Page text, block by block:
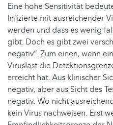
Eine hohe Sensitivität
Infizierte mit ausreichender
werden und dass es wenig
gibt. Doch es gibt zwei
negativ“. Zum einen, wenn
Viruslast die
erreicht hat. Aus klinischer
negativ, aber aus Sicht des
negativ. Wo nicht
kein Virus nachweisen. Erst